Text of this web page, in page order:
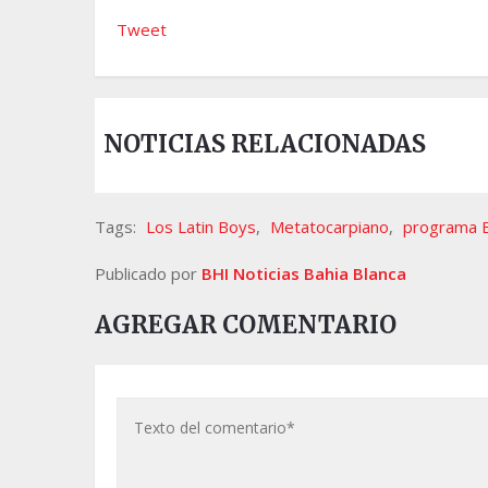
Tweet
NOTICIAS RELACIONADAS
Tags: Los Latin Boys, Metatocarpiano, programa
Publicado por BHI Noticias Bahia Blanca
AGREGAR COMENTARIO